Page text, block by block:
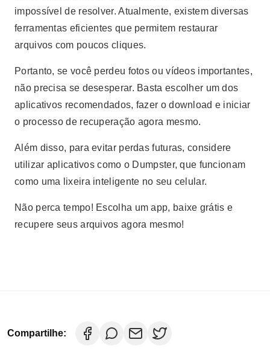
impossível de resolver. Atualmente, existem diversas
ferramentas eficientes que permitem restaurar
arquivos com poucos cliques.
Portanto, se você perdeu fotos ou vídeos importantes,
não precisa se desesperar. Basta escolher um dos
aplicativos recomendados, fazer o download e iniciar
o processo de recuperação agora mesmo.
Além disso, para evitar perdas futuras, considere
utilizar aplicativos como o Dumpster, que funcionam
como uma lixeira inteligente no seu celular.
Não perca tempo! Escolha um app, baixe grátis e
recupere seus arquivos agora mesmo!
Compartilhe: